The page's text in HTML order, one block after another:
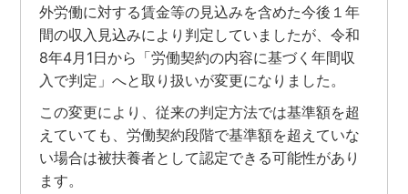
外労働に対する賃金等の見込みを含めた今後１年
間の収入見込みにより判定していましたが、令和
8年4月1日から「労働契約の内容に基づく年間収
入で判定」へと取り扱いが変更になりました。
この変更により、従来の判定方法では基準額を超
えていても、労働契約段階で基準額を超えていな
い場合は被扶養者として認定できる可能性があり
ます。